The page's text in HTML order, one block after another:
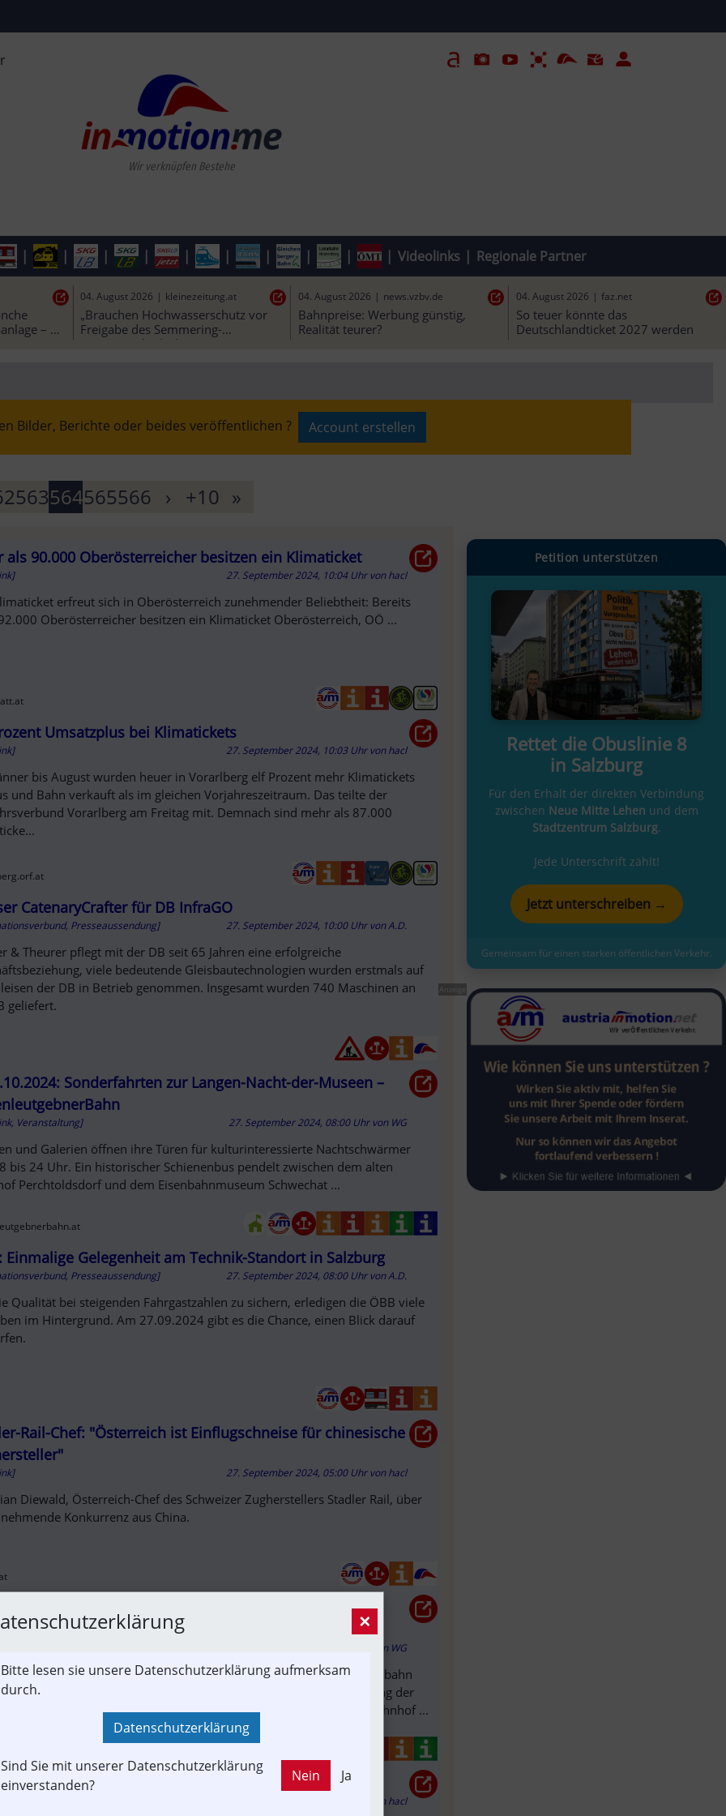
Videolinks Regionale Partner
–
04. August 2026 | kleinezeitung.at
„Brauchen Hochwasserschutz vor
Freigabe des Semmering-
Basistunnels“ | Kleine Zeitung
04. August 2026 | news.vzbv.de
Bahnpreise: Werbung günstig,
Realität teurer?
04. August 2026 | faz.net
So teuer könnte das
Deutschlandticket 2027 werden
Bilder, Berichte oder beides veröffentlichen ? Account erstellen
OUT
563564565566 › +10 »
als 90.000 Oberösterreicher besitzen ein Klimaticket
27. September 2024, 10:04 Uhr vonhacl
erfreut sich in Oberösterreich zunehmender Beliebtheit: Bereits
Oberösterreicher besitzen ein Klimaticket Oberösterreich, OÖ ...
Umsatzplus bei Klimatickets
27. September 2024, 10:03 Uhr vonhacl
bis August wurden heuer in Vorarlberg elf Prozent mehr Klimatickets
und Bahn verkauft als im gleichen Vorjahreszeitraum. Das teilte der
Vorarlberg am Freitag mit. Demnach sind mehr als 87.000
CatenaryCrafter für DB InfraGO
Presseaussendung] 27. September 2024, 10:00 Uhr vonA.D.
& Theurer pflegt mit der DB seit 65 Jahren eine erfolgreiche
viele bedeutende Gleisbautechnologien wurden erstmals auf
der DB in Betrieb genommen. Insgesamt wurden 740 Maschinen an
geliefert.
Sonderfahrten zur Langen-Nacht-der-Museen –
Veranstaltung] 27. September 2024, 08:00 Uhr von WG
und Galerien öffnen ihre Türen für kulturinteressierte Nachtschwärmer
bis 24 Uhr. Ein historischer Schienenbus pendelt zwischen dem alten
Perchtoldsdorf und dem Eisenbahnmuseum Schwechat ...
Einmalige Gelegenheit am Technik-Standort in Salzburg
Presseaussendung] 27. September 2024, 08:00 Uhr vonA.D.
Qualität bei steigenden Fahrgastzahlen zu sichern, erledigen die ÖBB viele
im Hintergrund. Am 27.09.2024 gibt es die Chance, einen Blick darauf
Rail-Chef: "Österreich ist Einflugschneise für chinesische
27. September 2024, 05:00 Uhr vonhacl
Diewald, Österreich-Chef des Schweizer Zugherstellers Stadler Rail, über
Konkurrenz aus China.
Passau: Das war eine Freude! — Lokalbahn
Informationsverbund] von WG
Lindau feierten am vergangenen Sonntag der Förderverein Lokalbahn
Passau e.V. / Granitbahn und Strecken-Eigentümer BRE den Tag der
Und das Publikum kam zahlreich! In den Sonderzügen und am Bahnhof ...
hauzenberg.de
um Tempolimit auf dem Bodensee
Veranstaltung] vonhacl
Petition unterstützen
Rettet die Obuslinie 8
in Salzburg
Für den Erhalt der direkten Verbindung
zwischen Neue Mitte Lehen und dem
Stadtzentrum Salzburg.
Jede Unterschrift zählt!
Jetzt unterschreiben →
Gemeinsam für einen starken öffentlichen Verkehr.
Anzeige
×
Bitte lesen sie unsere Datenschutzerklärung aufmerksam
durch.
Datenschutzerklärung
Sind Sie mit unserer Datenschutzerklärung
einverstanden?
Nein Ja